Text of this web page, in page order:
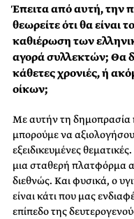
Έπειτα από αυτή, την
θεωρείτε ότι θα είναι
καθιέρωση των
αγορά συλλεκτών; Θα
κάθετες χρονιές, ή
οίκων;
Με αυτήν τη δημοπρασία
μπορούμε να
εξειδικευμένες
μια σταθερή πλατφόρμα
διεθνώς. Και φυσικά, ο
είναι κάτι που μας
επίπεδο της